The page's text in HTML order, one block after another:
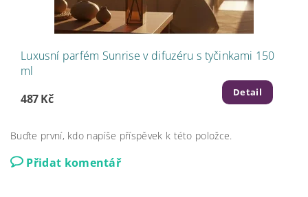
Luxusní parfém Sunrise v difuzéru s tyčinkami 150
ml
487 Kč
Detail
Buďte první, kdo napíše příspěvek k této položce.
Přidat komentář